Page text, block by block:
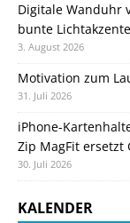
Digitale Wanduhr
bunte Lichtakzente
3. August 2026
Motivation zum
31. Juli 2026
iPhone-
Zip MagFit ersetzt
30. Juli 2026
KALENDER